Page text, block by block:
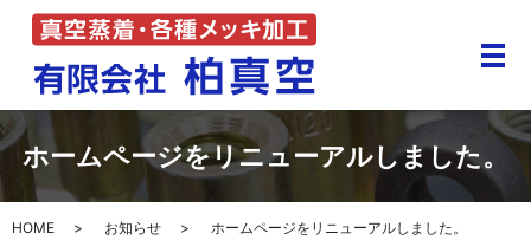
メ
ホームページをリニューアルしました。
HOME お知らせ ホームページをリニューアルしました。